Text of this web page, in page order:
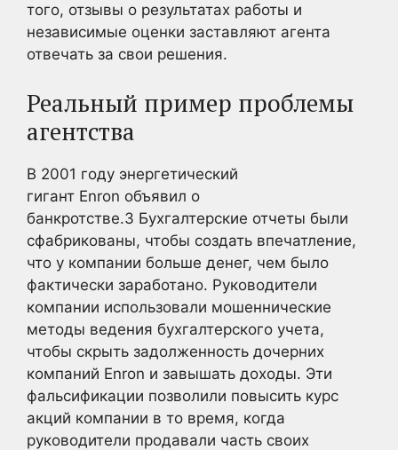
того, отзывы о результатах работы и
независимые оценки заставляют агента
отвечать за свои решения.
Реальный пример проблемы
агентства
В 2001 году энергетический
гигант Enron объявил о
банкротстве.3 Бухгалтерские отчеты были
сфабрикованы, чтобы создать впечатление,
что у компании больше денег, чем было
фактически заработано. Руководители
компании использовали мошеннические
методы ведения бухгалтерского учета,
чтобы скрыть задолженность дочерних
компаний Enron и завышать доходы. Эти
фальсификации позволили повысить курс
акций компании в то время, когда
руководители продавали часть своих